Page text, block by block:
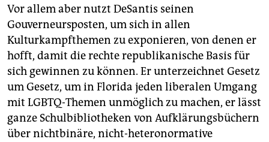
Vor allem aber nutzt DeSantis seinen
Gouverneursposten, um sich in allen
Kulturkampfthemen zu exponieren, von denen er
hofft, damit die rechte republikanische Basis für
sich gewinnen zu können. Er unterzeichnet Gesetz
um Gesetz, um in Florida jeden liberalen Umgang
mit LGBTQ-Themen unmöglich zu machen, er lässt
ganze Schulbibliotheken von Aufklärungsbüchern
über nichtbinäre, nicht-heteronormative